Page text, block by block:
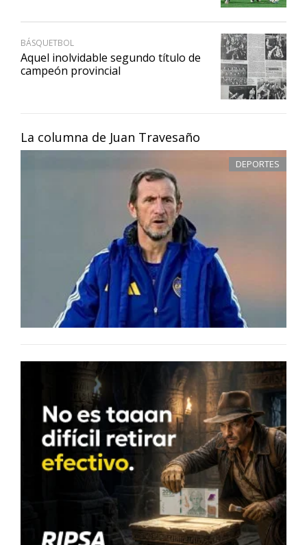
La columna de Juan Travesaño
DEPORTES
BÁSQUETBOL
Aquel inolvidable segundo título de
campeón provincial